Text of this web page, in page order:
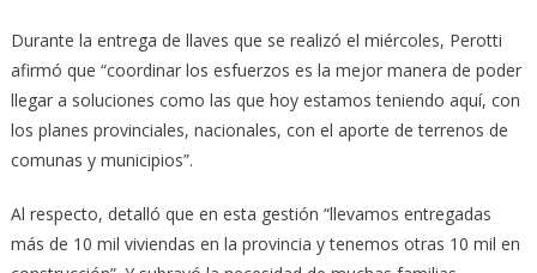
Durante la entrega de llaves que se realizó el miércoles, Perotti
afirmó que “coordinar los esfuerzos es la mejor manera de poder
llegar a soluciones como las que hoy estamos teniendo aquí, con
los planes provinciales, nacionales, con el aporte de terrenos de
comunas y municipios”.
Al respecto, detalló que en esta gestión “llevamos entregadas
más de 10 mil viviendas en la provincia y tenemos otras 10 mil en